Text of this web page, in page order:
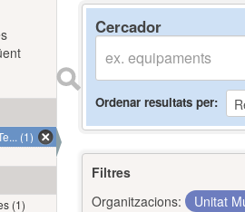
Cercador
Ordenar resultats per
Filtres
Organitzacions:
Unitat
(1)
(1)